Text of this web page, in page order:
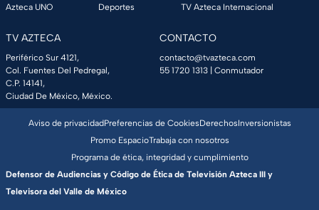
Azteca UNO
Deportes
TV Azteca Internacional
TV AZTECA
Periférico Sur 4121,
Col. Fuentes Del Pedregal,
C.P. 14141,
Ciudad De México, México.
CONTACTO
contacto@tvazteca.com
55 1720 1313 | Conmutador
Aviso de privacidadPreferencias de CookiesDerechosInversionistas
Promo EspacioTrabaja con nosotros
Programa de ética, integridad y cumplimiento
Defensor de Audiencias y Código de Ética de Televisión Azteca III y
Televisora del Valle de México